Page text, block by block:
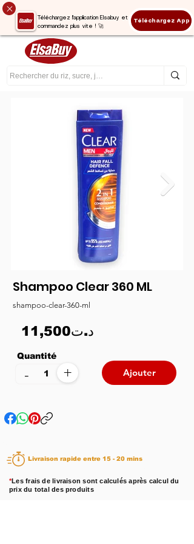
Téléchargez l'application Elsabuy et
commandez plus vite ! 🚀
Téléchargez App
Shampoo Clear 360 ML
shampoo-clear-360-ml
11,500د.ت
Quantité
+
- Ajouter
Livraison rapide entre 15 - 20 mins
*Les frais de livraison sont calculés après calcul du
prix du total des produits